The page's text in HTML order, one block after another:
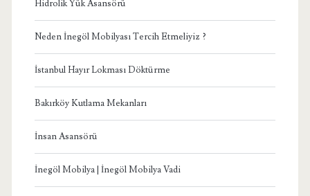
Hidrolik Yük Asansörü
Neden İnegöl Mobilyası Tercih Etmeliyiz ?
İstanbul Hayır Lokması Döktürme
Bakırköy Kutlama Mekanları
İnsan Asansörü
İnegöl Mobilya | İnegöl Mobilya Vadi